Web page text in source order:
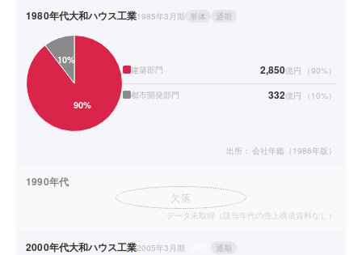
1980年代大和ハウス工業1985年3月期 単体 通期
建築部門 2,850億円 （90%）
都市開発部門 332億円 （ 10%）
出所： 会社年鑑（1986年版）
1990年代
欠落
データ未取得（該当年代の売上構成資料なし）
2000年代大和ハウス工業2005年3月期
通期